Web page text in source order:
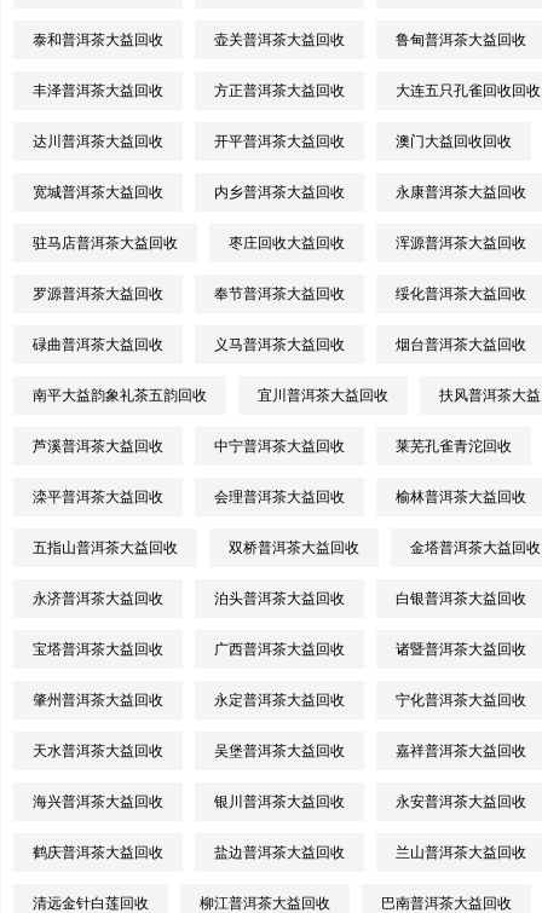
泰和普洱茶大益回收 壶关普洱茶大益回收 鲁甸普洱茶大益回收
丰泽普洱茶大益回收 方正普洱茶大益回收 大连五只孔雀回收回收
达川普洱茶大益回收 开平普洱茶大益回收 澳门大益回收回收
宽城普洱茶大益回收 内乡普洱茶大益回收 永康普洱茶大益回收
驻马店普洱茶大益回收 枣庄回收大益回收 浑源普洱茶大益回收
罗源普洱茶大益回收 奉节普洱茶大益回收 绥化普洱茶大益回收
碌曲普洱茶大益回收 义马普洱茶大益回收 烟台普洱茶大益回收
南平大益韵象礼茶五韵回收 宜川普洱茶大益回收 扶风普洱茶大
芦溪普洱茶大益回收 中宁普洱茶大益回收 莱芜孔雀青沱回收
滦平普洱茶大益回收 会理普洱茶大益回收 榆林普洱茶大益回收
五指山普洱茶大益回收 双桥普洱茶大益回收 金塔普洱茶大益回收
永济普洱茶大益回收 泊头普洱茶大益回收 白银普洱茶大益回收
宝塔普洱茶大益回收 广西普洱茶大益回收 诸暨普洱茶大益回收
肇州普洱茶大益回收 永定普洱茶大益回收 宁化普洱茶大益回收
天水普洱茶大益回收 吴堡普洱茶大益回收 嘉祥普洱茶大益回收
海兴普洱茶大益回收 银川普洱茶大益回收 永安普洱茶大益回收
鹤庆普洱茶大益回收 盐边普洱茶大益回收 兰山普洱茶大益回收
清远金针白莲回收 柳江普洱茶大益回收 巴南普洱茶大益回收